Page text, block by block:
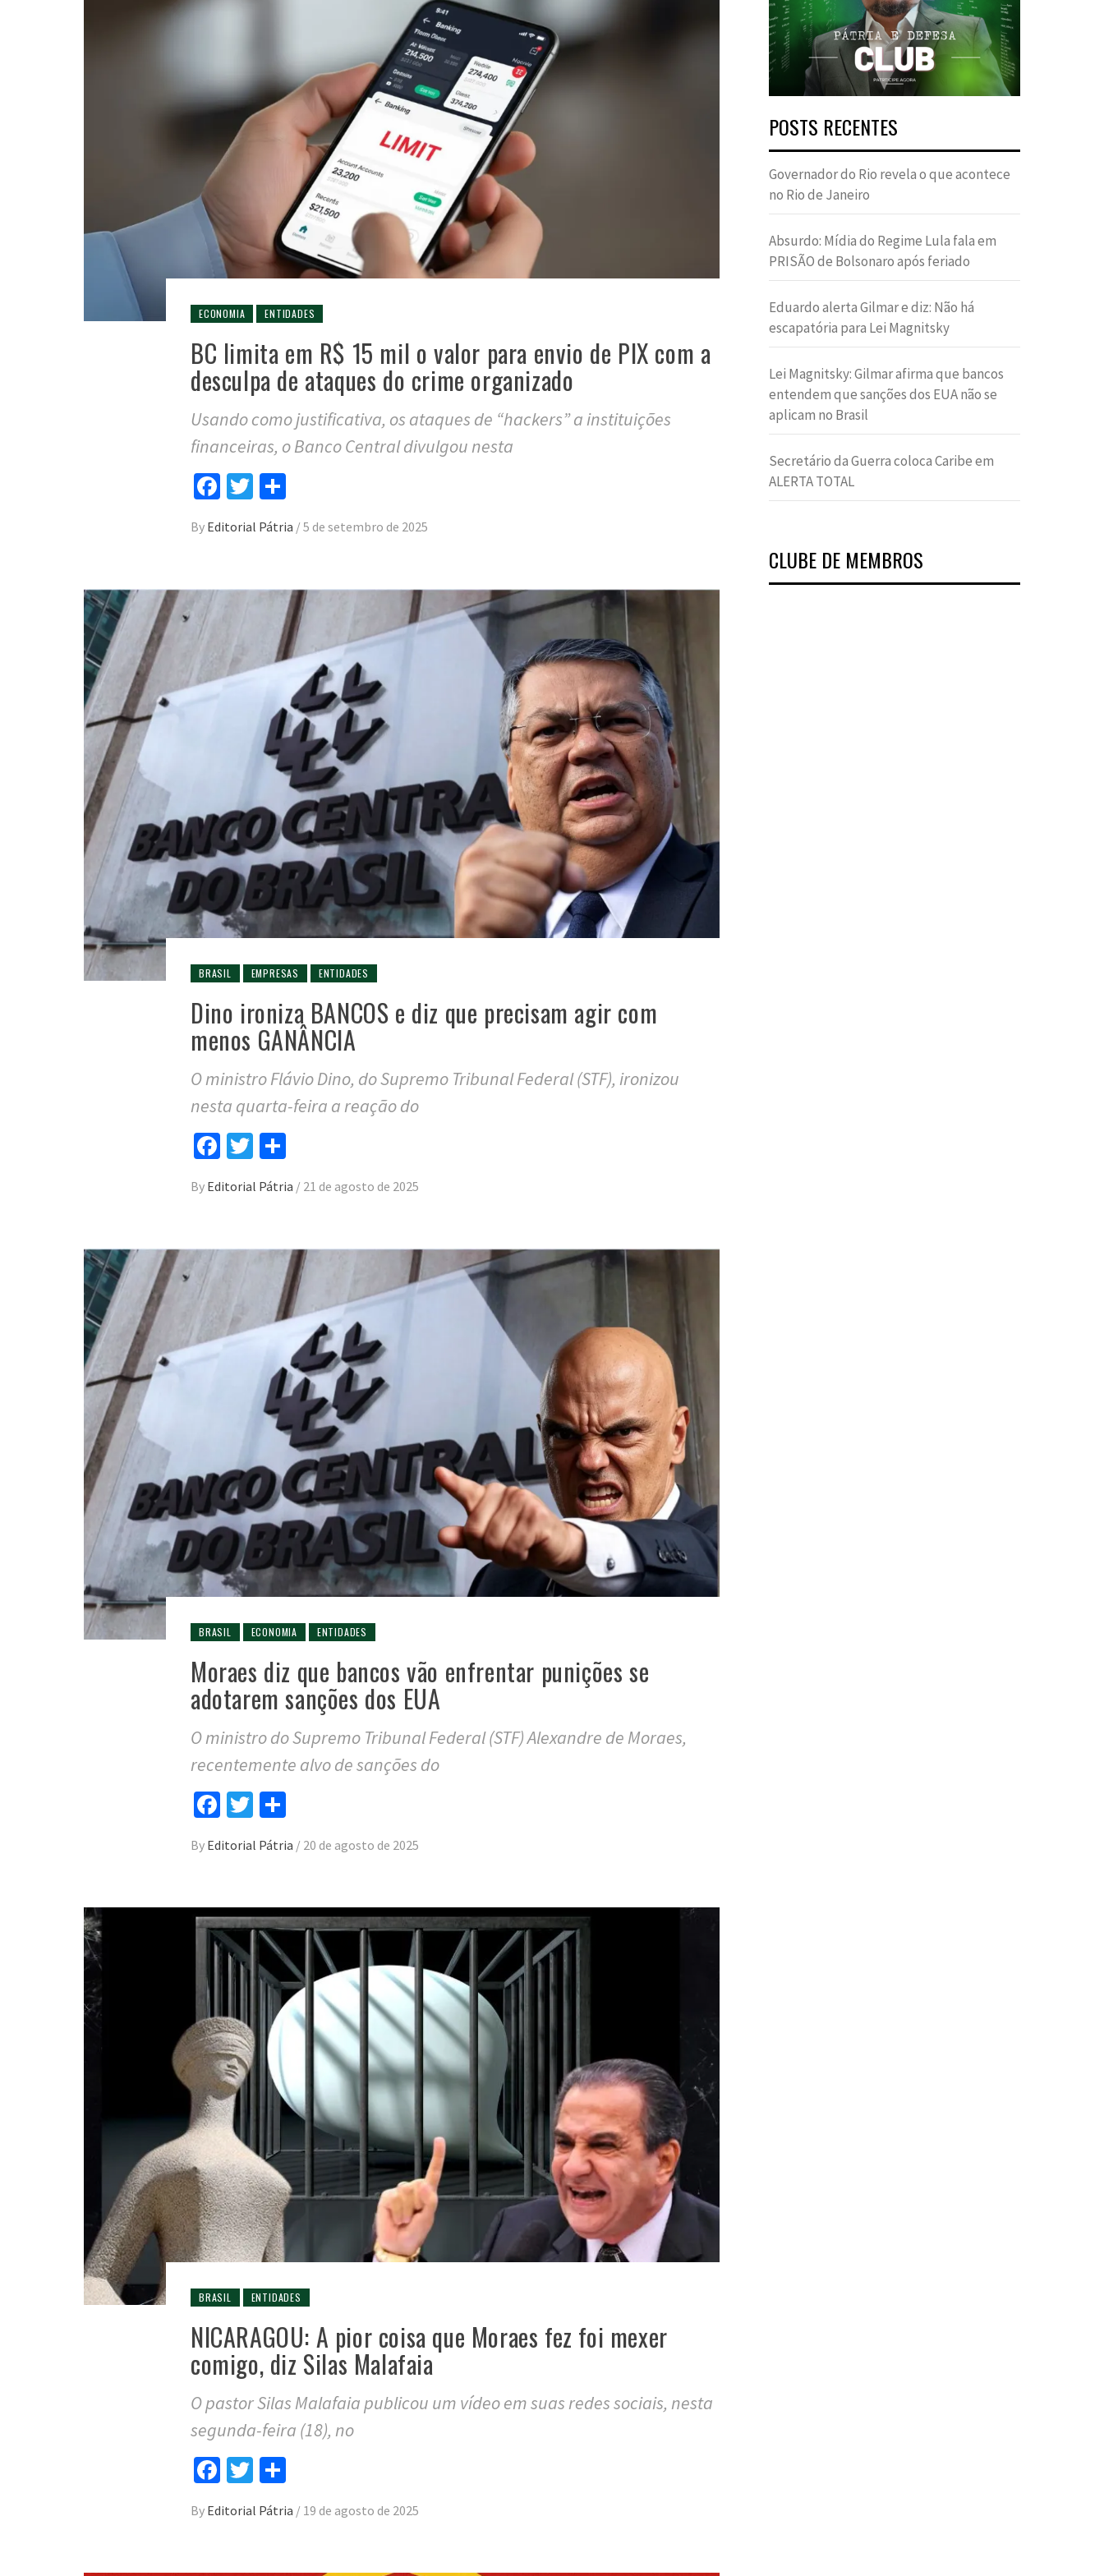
ECONOMIA ENTIDADES
BC limita em R$ 15 mil o valor para envio de PIX com a
desculpa de ataques do crime organizado
Usando como justificativa, os ataques de “hackers” a instituições
financeiras, o Banco Central divulgou nesta
Facebook
Twitter
By Editorial Pátria /5 de setembro de 2025
BRASIL EMPRESAS ENTIDADES
Dino ironiza BANCOS e diz que precisam agir com
menos GANÂNCIA
O ministro Flávio Dino, do Supremo Tribunal Federal (STF), ironizou
nesta quarta-feira a reação do
Facebook
Twitter
By Editorial Pátria / 21 de agosto de 2025
BRASIL ECONOMIA ENTIDADES
Moraes diz que bancos vão enfrentar punições se
adotarem sanções dos EUA
O ministro do Supremo Tribunal Federal (STF) Alexandre de Moraes,
recentemente alvo de sanções do
Facebook
Twitter
By Editorial Pátria / 20 de agosto de 2025
BRASIL ENTIDADES
NICARAGOU: A pior coisa que Moraes fez foi mexer
comigo, diz Silas Malafaia
O pastor Silas Malafaia publicou um vídeo em suas redes sociais, nesta
segunda-feira (18), no
Facebook
Twitter
By Editorial Pátria / 19 de agosto de 2025
POSTS RECENTES
Governador do Rio revela o que acontece
no Rio de Janeiro
Absurdo: Mídia do Regime Lula fala em
PRISÃO de Bolsonaro após feriado
Eduardo alerta Gilmar e diz: Não há
escapatória para Lei Magnitsky
Lei Magnitsky: Gilmar afirma que bancos
entendem que sanções dos EUA não se
aplicam no Brasil
Secretário da Guerra coloca Caribe em
ALERTA TOTAL
CLUBE DE MEMBROS